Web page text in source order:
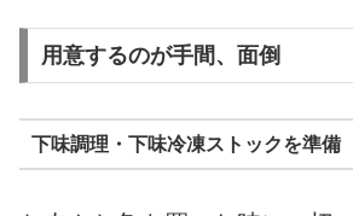
用意するのが手間、面倒
下味調理・下味冷凍ストックを準備